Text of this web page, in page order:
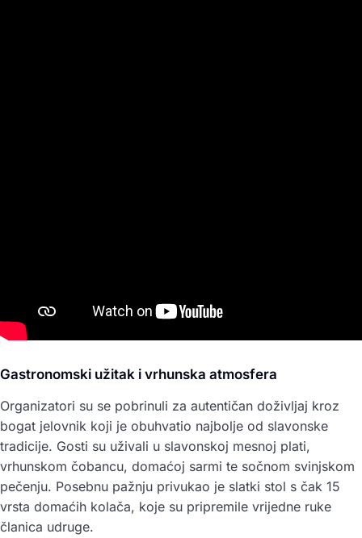
Gastronomski užitak i vrhunska atmosfera
Organizatori su se pobrinuli za autentičan doživljaj kroz
bogat jelovnik koji je obuhvatio najbolje od slavonske
tradicije. Gosti su uživali u slavonskoj mesnoj plati,
vrhunskom čobancu, domaćoj sarmi te sočnom svinjskom
pečenju. Posebnu pažnju privukao je slatki stol s čak 15
vrsta domaćih kolača, koje su pripremile vrijedne ruke
članica udruge.